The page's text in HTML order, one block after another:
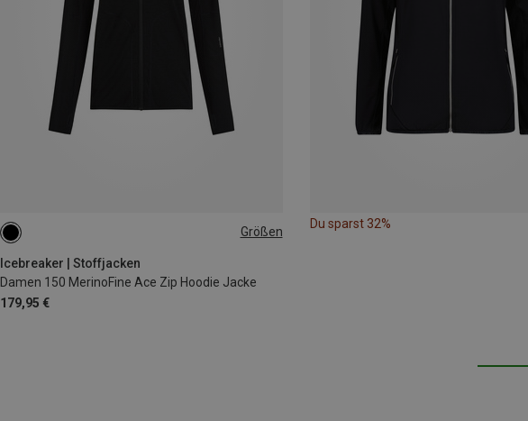
Größen
Icebreaker | Stoffjacken
Damen 150 MerinoFine Ace Zip Hoodie Jacke
179,95 €
XS
Du sparst 32%